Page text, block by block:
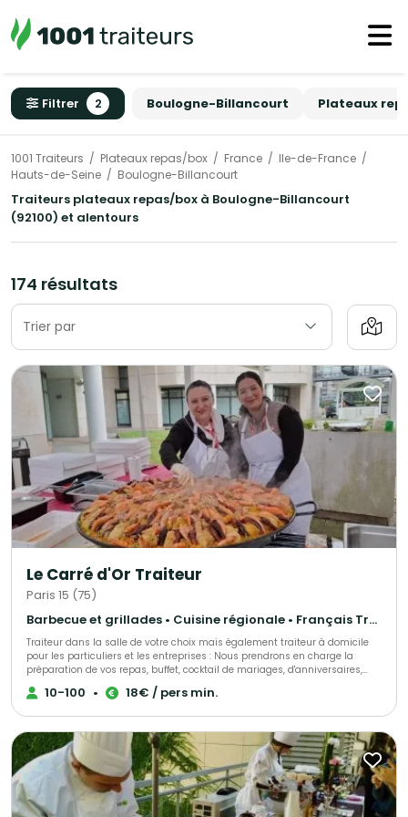
Filtrer 2 Boulogne-Billancourt Plateaux
1001 Traiteurs Plateaux repas/box France
Ile-de-France
Hauts-de-Seine
Boulogne-Billancourt
Traiteurs plateaux repas/box à Boulogne-Billancourt
(92100) et alentours
174 résultats
Trier par
Le Carré d'Or Traiteur
Paris 15 (75)
Barbecue et grillades • Cuisine régionale • Français Traditionnel
Traiteur dans la salle de votre choix mais également traiteur à domicile
pour les particuliers et les entreprises : Nous prendrons en charge la
préparation de vos repas, buffet, cocktail de mariages, d'anniversaires,
d'entrepises, ou simplement une livraison de votre met à domicile, sur
votre lieu de travail ou de votre choix. Nous sélectionnons nos produits
Notre cuisine authentique vous régalera et surprendra les plus fin
gourmet. N'hésitez pas à faire appel à nos services ! Spécialistes de
demandes de dernières minutes, nous saurons assurer votre événement
tel que : anniversaire surprise, deuil, fête de naissance et autres.
10-100 • 18€ / pers min.